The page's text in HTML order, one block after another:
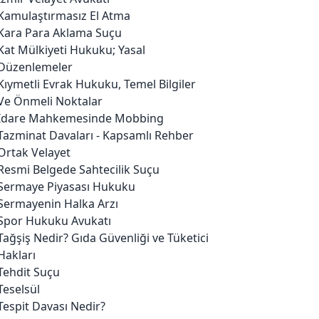
El Atma
Para Aklama Suçu
Mülkiyeti Hukuku; Yasal
Evrak Hukuku, Temel Bilgiler
Önmeli Noktalar
Mahkemesinde Mobbing
Davaları - Kapsamlı Rehber
Velayet
Belgede Sahtecilik Suçu
Piyasası Hukuku
Halka Arzı
Hukuku Avukatı
Nedir? Gıda Güvenliği ve Tüketici
Suçu
Davası Nedir?